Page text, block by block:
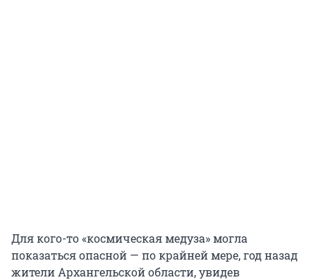
Для кого-то «космическая медуза» могла
показаться опасной — по крайней мере, год назад
жители Архангельской области, увидев